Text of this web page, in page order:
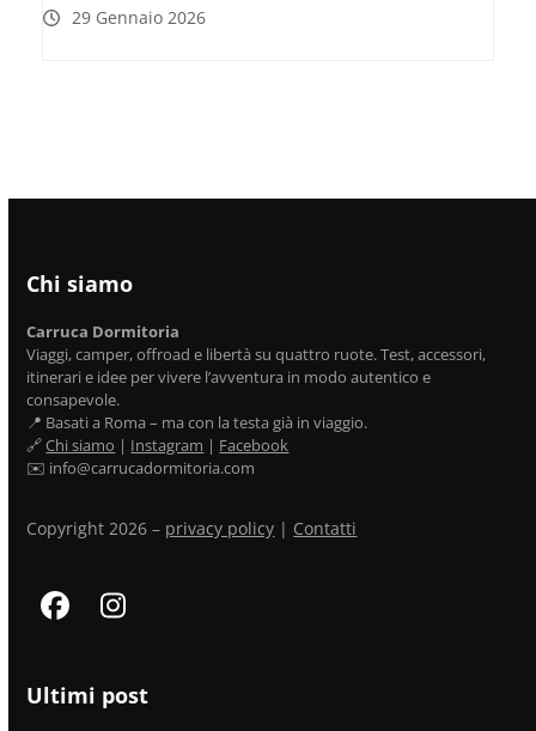
29 Gennaio 2026
Chi siamo
Carruca Dormitoria
Viaggi, camper, offroad e libertà su quattro ruote. Test, accessori,
itinerari e idee per vivere l’avventura in modo autentico e
consapevole.
📍 Basati a Roma – ma con la testa già in viaggio.
🔗Chi siamo | Instagram | Facebook
✉️ info@carrucadormitoria.com
Copyright 2026 – privacy policy | Contatti
FacebookInstagram
Ultimi post